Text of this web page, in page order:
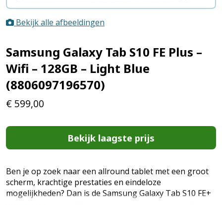
Bekijk alle afbeeldingen
Samsung Galaxy Tab S10 FE Plus –
Wifi – 128GB – Light Blue
(8806097196570)
€ 599,00
Bekijk laagste prijs
Ben je op zoek naar een allround tablet met een groot
scherm, krachtige prestaties en eindeloze
mogelijkheden? Dan is de Samsung Galaxy Tab S10 FE+